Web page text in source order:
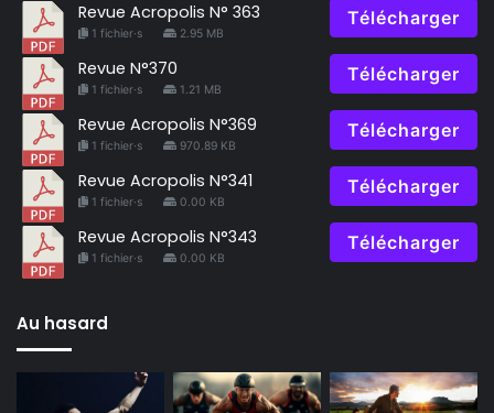
Revue Acropolis N° 363
1 fichier·s 2.95 MB
Télécharger
Revue N°370
1 fichier·s 1.21 MB
Télécharger
Revue Acropolis N°369
1 fichier·s 970.89 KB
Télécharger
Revue Acropolis N°341
1 fichier·s 0.00 KB
Télécharger
Revue Acropolis N°343
1 fichier·s 0.00 KB
Télécharger
Au hasard